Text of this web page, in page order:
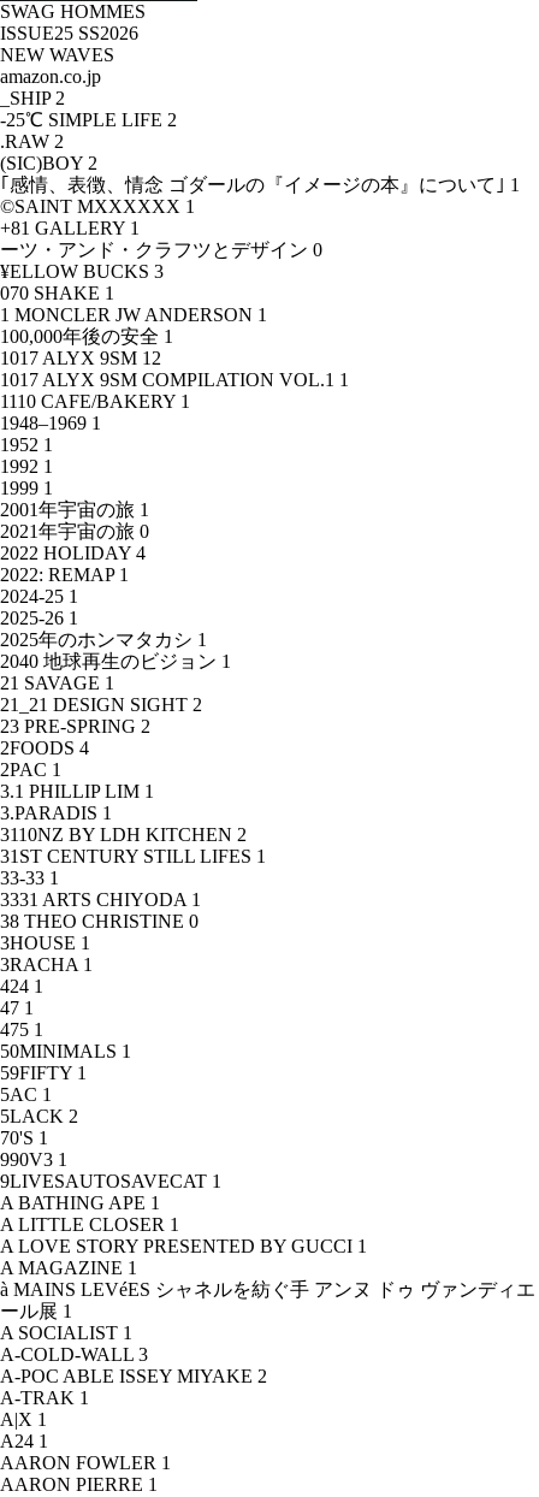
SWAG HOMMES
ISSUE25 SS2026
NEW WAVES
amazon.co.jp
_SHIP 2
-25℃ SIMPLE LIFE 2
.RAW 2
(SIC)BOY 2
｢感情、表徴、情念 ゴダールの『イメージの本』について｣ 1
©SAINT MXXXXXX 1
+81 GALLERY 1
ーツ・アンド・クラフツとデザイン 0
¥ELLOW BUCKS 3
070 SHAKE 1
1 MONCLER JW ANDERSON 1
100,000年後の安全 1
1017 ALYX 9SM 12
1017 ALYX 9SM COMPILATION VOL.1 1
1110 CAFE/BAKERY 1
1948–1969 1
1952 1
1992 1
1999 1
2001年宇宙の旅 1
2021年宇宙の旅 0
2022 HOLIDAY 4
2022: REMAP 1
2024-25 1
2025-26 1
2025年のホンマタカシ 1
2040 地球再生のビジョン 1
21 SAVAGE 1
21_21 DESIGN SIGHT 2
23 PRE-SPRING 2
2FOODS 4
2PAC 1
3.1 PHILLIP LIM 1
3.PARADIS 1
3110NZ BY LDH KITCHEN 2
31ST CENTURY STILL LIFES 1
33-33 1
3331 ARTS CHIYODA 1
38 THEO CHRISTINE 0
3HOUSE 1
3RACHA 1
424 1
47 1
475 1
50MINIMALS 1
59FIFTY 1
5AC 1
5LACK 2
70'S 1
990V3 1
9LIVESAUTOSAVECAT 1
A BATHING APE 1
A LITTLE CLOSER 1
A LOVE STORY PRESENTED BY GUCCI 1
A MAGAZINE 1
à MAINS LEVéES シャネルを紡ぐ手 アンヌ ドゥ ヴァンディエ
ール展 1
A SOCIALIST 1
A-COLD-WALL 3
A-POC ABLE ISSEY MIYAKE 2
A-TRAK 1
A|X 1
A24 1
AARON FOWLER 1
AARON PIERRE 1